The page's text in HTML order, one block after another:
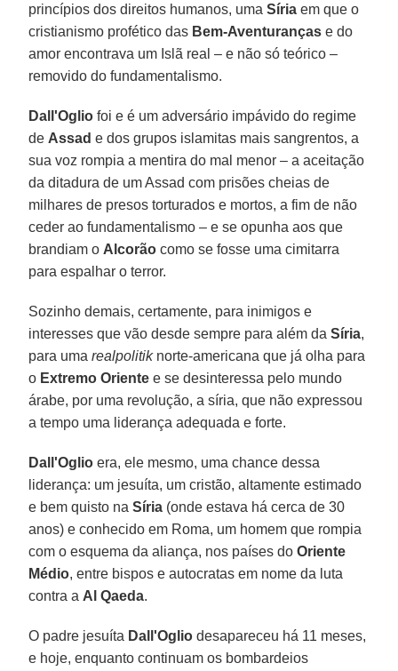
princípios dos direitos humanos, umaSíria em que o
cristianismo profético das Bem-Aventuranças e do
amor encontrava um Islã real – e não só teórico –
removido do fundamentalismo.
Dall'Oglio foi e é um adversário impávido do regime
de Assad e dos grupos islamitas mais sangrentos, a
sua voz rompia a mentira do mal menor – a aceitação
da ditadura de um Assad com prisões cheias de
milhares de presos torturados e mortos, a fim de não
ceder ao fundamentalismo – e se opunha aos que
brandiam o Alcorão como se fosse uma cimitarra
para espalhar o terror.
Sozinho demais, certamente, para inimigos e
interesses que vão desde sempre para além daSíria,
para umarealpolitiknorte-americana que já olha para
o Extremo Oriente e se desinteressa pelo mundo
árabe, por uma revolução, a síria, que não expressou
a tempo uma liderança adequada e forte.
Dall'Oglio era, ele mesmo, uma chance dessa
liderança: um jesuíta, um cristão, altamente estimado
e bem quisto naSíria (onde estava há cerca de 30
anos) e conhecido em Roma, um homem que rompia
com o esquema da aliança, nos países doOriente
Médio, entre bispos e autocratas em nome da luta
contra a Al Qaeda.
O padre jesuíta Dall'Oglio desapareceu há 11 meses,
e hoje, enquanto continuam os bombardeios